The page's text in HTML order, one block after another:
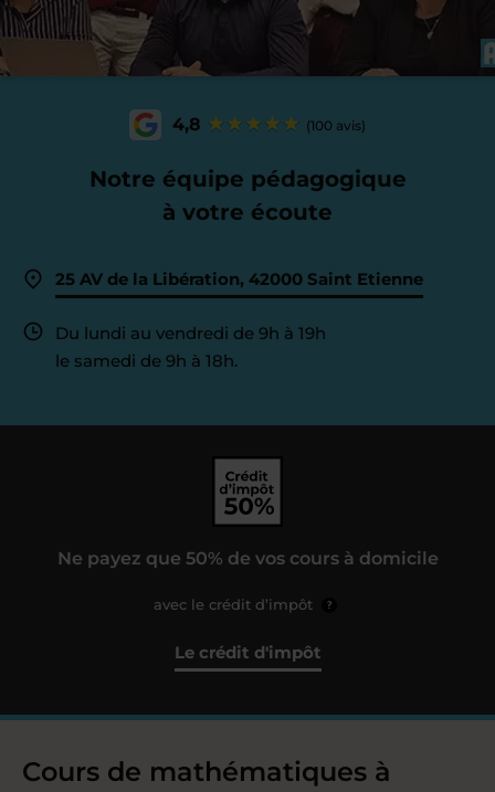
4,8 (100 avis)
Notre équipe pédagogique
à votre écoute
25 AV de la Libération, 42000 Saint Etienne
Du lundi au vendredi de 9h à 19h
le samedi de 9h à 18h.
Ne payez que 50% de vos cours à domicile
avec le crédit d’impôt ?
Le crédit d'impôt
Cours de mathématiques à